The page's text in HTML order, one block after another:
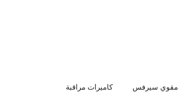
مقوي سيرفس كاميرات مراقبة